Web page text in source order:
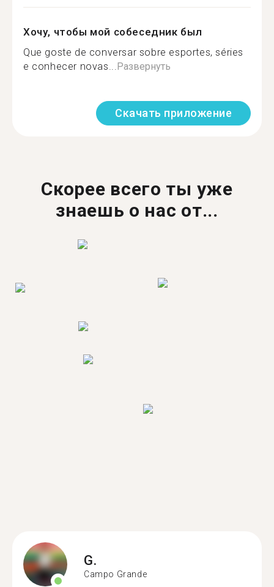
Хочу, чтобы мой собеседник был
Que goste de conversar sobre esportes, séries
e conhecer novas...Развернуть
Скачать приложение
Скорее всего ты уже
знаешь о нас от...
G.
Campo Grande